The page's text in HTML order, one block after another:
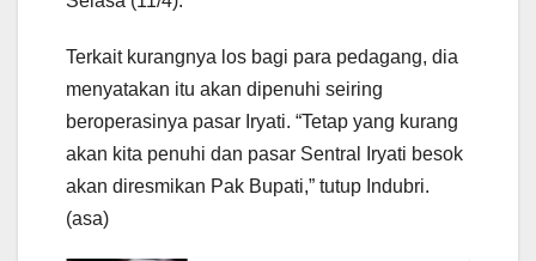
Terkait kurangnya los bagi para pedagang, dia
menyatakan itu akan dipenuhi seiring
beroperasinya pasar Iryati. “Tetap yang kurang
akan kita penuhi dan pasar Sentral Iryati besok
akan diresmikan Pak Bupati,” tutup Indubri.
(asa)